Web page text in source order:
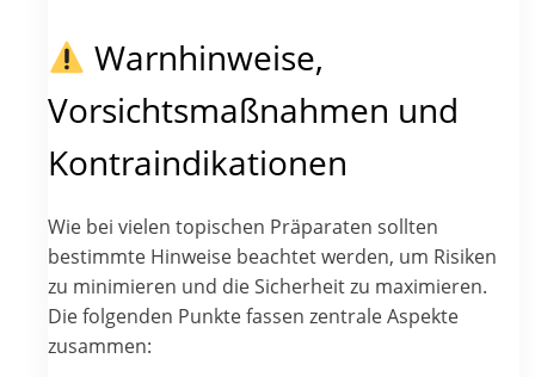
Warnhinweise,
Vorsichtsmaßnahmen und
Kontraindikationen
Wie bei vielen topischen Präparaten sollten
bestimmte Hinweise beachtet werden, um Risiken
zu minimieren und die Sicherheit zu maximieren.
Die folgenden Punkte fassen zentrale Aspekte
zusammen: